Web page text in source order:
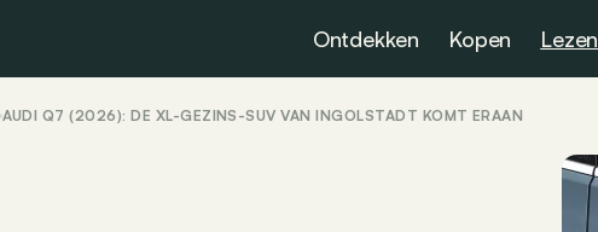
Ontdekken Kopen Lezen
AUDI Q7 (2026): DE XL-GEZINS-SUV VAN INGOLSTADT KOMT ERAAN